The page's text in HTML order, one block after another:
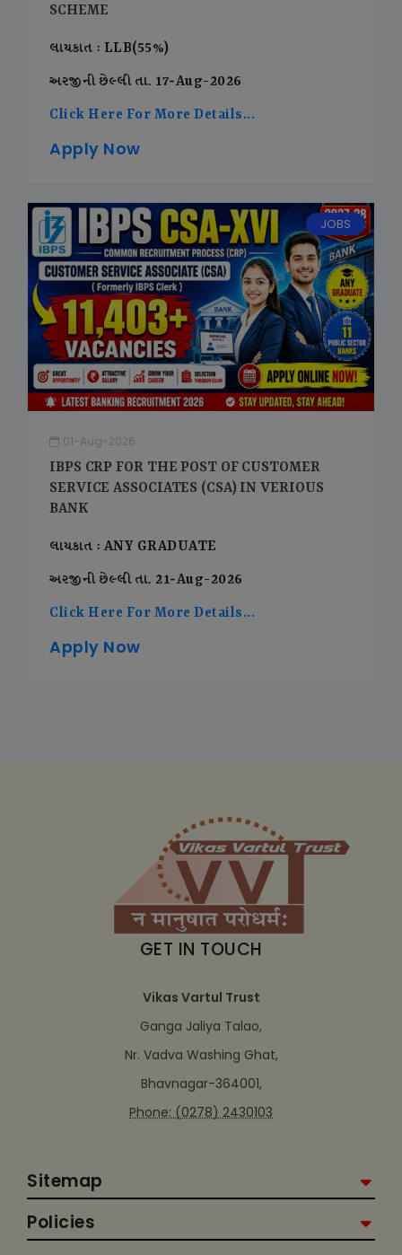
SCHEME
લાયકાત : LLB(55%)
અરજીની છેલ્લી તા. 17-Aug-2026
Click Here For More Details...
Apply Now
JOBS
01-Aug-2026
IBPS CRP FOR THE POST OF CUSTOMER
SERVICE ASSOCIATES (CSA) IN VERIOUS
BANK
લાયકાત : ANY GRADUATE
અરજીની છેલ્લી તા. 21-Aug-2026
Click Here For More Details...
Apply Now
GET IN TOUCH
Vikas Vartul Trust
Ganga Jaliya Talao,
Nr. Vadva Washing Ghat,
Bhavnagar-364001,
Phone: (0278) 2430103
Sitemap
Policies